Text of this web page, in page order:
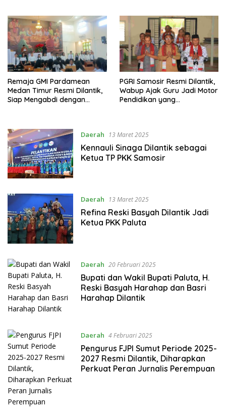
Remaja GMI Pardamean
Medan Timur Resmi Dilantik,
Siap Mengabdi dengan
PGRI Samosir Resmi Dilantik,
Wabup Ajak Guru Jadi Motor
Pendidikan yang
Daerah 13 Maret 2025
Kennauli Sinaga Dilantik sebagai
Ketua TP PKK Samosir
Daerah 13 Maret 2025
Refina Reski Basyah Dilantik Jadi
Ketua PKK Paluta
Daerah 20 Februari 2025
Bupati dan Wakil Bupati Paluta, H.
Reski Basyah Harahap dan Basri
Harahap Dilantik
Daerah 4 Februari 2025
Pengurus FJPI Sumut Periode 2025-
2027 Resmi Dilantik, Diharapkan
Perkuat Peran Jurnalis Perempuan